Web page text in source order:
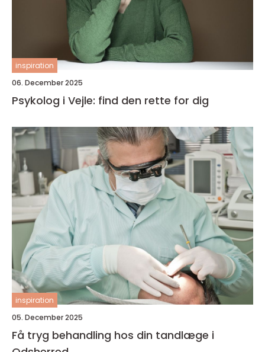
inspiration
06. December 2025
Psykolog i Vejle: find den rette for dig
inspiration
05. December 2025
Få tryg behandling hos din tandlæge i